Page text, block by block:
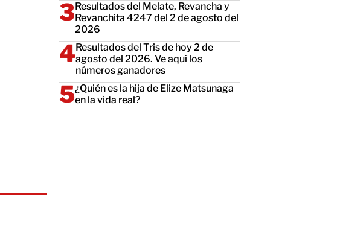
Resultados del Melate, Revancha y
Revanchita 4247 del 2 de agosto del
2026
Resultados del Tris de hoy 2 de
agosto del 2026. Ve aquí los
números ganadores
¿Quién es la hija de Elize Matsunaga
en la vida real?